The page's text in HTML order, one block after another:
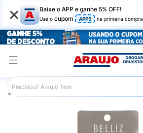
× Baixe o APP e ganhe 5% OFF!
Use o cupom APP5 na primeira compra
Araujo Maquiagem